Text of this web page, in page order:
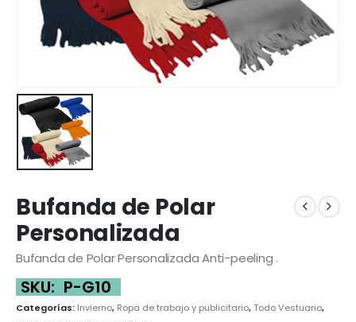
Bufanda de Polar
Personalizada
Bufanda de Polar Personalizada Anti-peeling .
SKU: P-G10
Categorías: Invierno, Ropa de trabajo y publicitario,Todo Vestuario,